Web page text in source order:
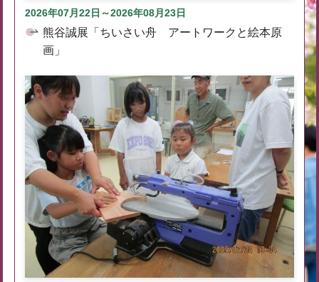
2026年07月22日～2026年08月23日
熊谷誠展「ちいさい舟 アートワークと絵本原
画」